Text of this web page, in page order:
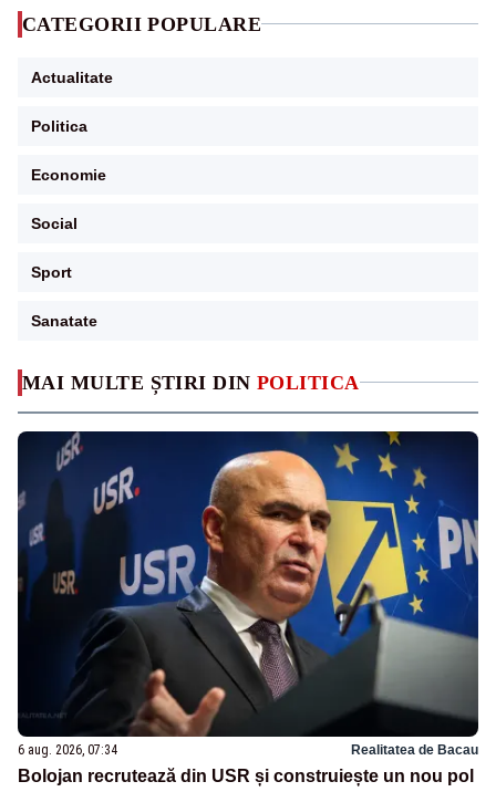
MAI MULTE ȘTIRI DIN POLITICA
6 aug. 2026, 07:34 Realitatea de Bacau
Bolojan recrutează din USR și construiește un nou pol
CATEGORII POPULARE
Actualitate
Politica
Economie
Social
Sport
Sanatate